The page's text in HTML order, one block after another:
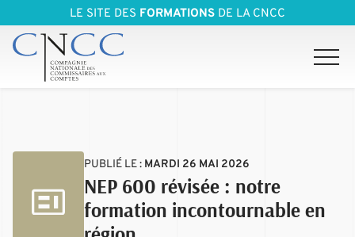
LE SITE DES FORMATIONS DE LA CNCC
PUBLIÉ LE : MARDI 26 MAI 2026
NEP 600 révisée : notre
formation incontournable en